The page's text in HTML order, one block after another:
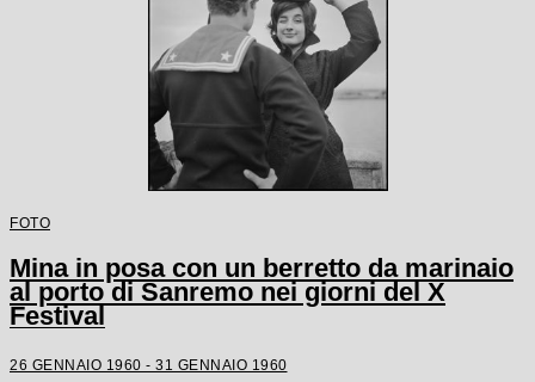
FOTO
Mina in posa con un berretto da marinaio
al porto di Sanremo nei giorni del X
Festival
26 GENNAIO 1960 - 31 GENNAIO 1960